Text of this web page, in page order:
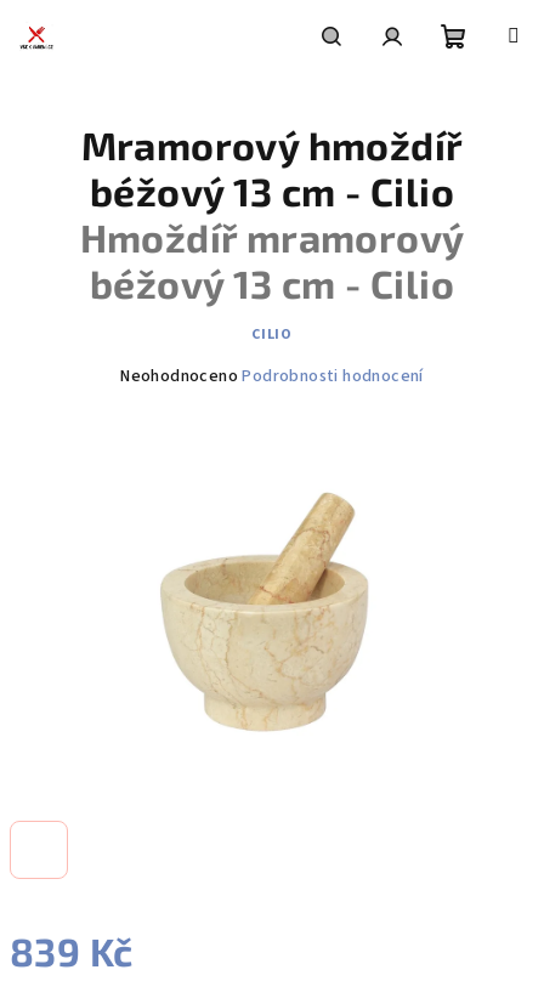
košík
839 Kč
Mramorový hmoždíř
béžový 13 cm - Cilio
Hmoždíř mramorový
béžový 13 cm - Cilio
CILIO
Průměrné
Neohodnoceno Podrobnosti hodnocení